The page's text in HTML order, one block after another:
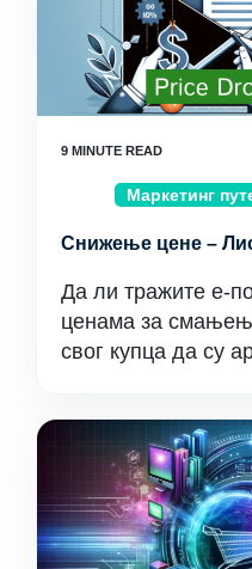
Маркетинг
Снижење цене –
Да ли тражите е-
ценама за
свог купца да су